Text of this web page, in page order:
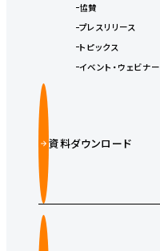
協賛
プレスリリース
トピックス
イベント・ウェビナー
資料ダウンロード